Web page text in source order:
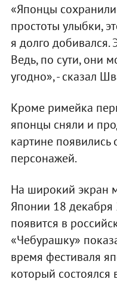
«Японцы
простоты улыбки,
я долго добивался.
Ведь, по сути, они
угодно», - сказал
Кроме римейка
японцы сняли и
картине
персонажей.
На широкий экран
Японии 18 декабря
появится в
«Чебурашку»
время фестиваля
который